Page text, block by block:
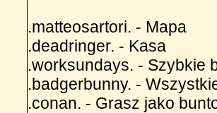
.matteosartori. - Mapa
.deadringer. - Kasa
.worksundays. - Szybkie
.badgerbunny. -
.conan. - Grasz jako